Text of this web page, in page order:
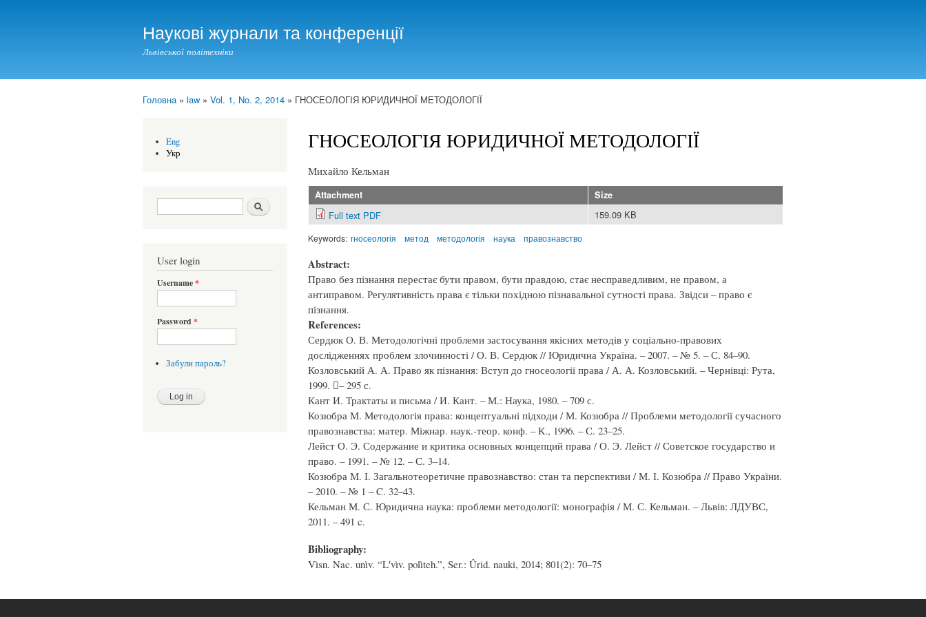
Наукові журнали та конференції
Львівської політехніки
Головна» law » Vol. 1, No. 2, 2014 » ГНОСЕОЛОГІЯ ЮРИДИЧНОЇ МЕТОДОЛОГІЇ
Eng
Укр
Search form Шукати
User login
Username*
Password *
Забули пароль?
ГНОСЕОЛОГІЯ ЮРИДИЧНОЇ МЕТОДОЛОГІЇ
Михайло Кельман
Attachment Size
Full text PDF 159.09 KB
Keywords: гносеологія метод методологія наука правознавство
Abstract:
Право без пізнання перестає бути правом, бути правдою, стає несправедливим, не правом, а
антиправом. Регулятивність права є тільки похідною пізнавальної сутності права. Звідси – право є
пізнання.
References:
Сердюк О. В. Методологічні проблеми застосування якісних методів у соціально-правових
дослідженнях проблем злочинності / О. В. Сердюк // Юридична Україна. – 2007. – № 5. – С. 84–90.
Козловський А. А. Право як пізнання: Вступ до гносеології права / А. А. Козловський. – Чернівці: Рута,
1999. – 295 с.
Кант И. Трактаты и письма / И. Кант. – М.: Наука, 1980. – 709 с.
Козюбра М. Методологія права: концептуальні підходи / М. Козюбра // Проблеми методології сучасного
правознавства: матер. Міжнар. наук.-теор. конф. – К., 1996. – С. 23–25.
Лейст О. Э. Содержание и критика основных концепций права / О. Э. Лейст // Советское государство и
право. – 1991. – № 12. – С. 3–14.
Козюбра М. І. Загальнотеоретичне правознавство: стан та перспективи / М. І. Козюбра // Право України.
– 2010. – № 1 – C. 32–43.
Кельман М. С. Юридична наука: проблеми методології: монографія / М. С. Кельман. – Львів: ЛДУВС,
2011. – 491 c.
Bibliography:
Vìsn. Nac. unìv. “Lʹvìv. polìteh.”, Ser.: Ûrid. nauki, 2014; 801(2): 70–75